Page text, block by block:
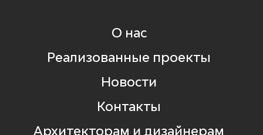
О нас
Реализованные проекты
Новости
Контакты
Архитекторам и дизайнерам